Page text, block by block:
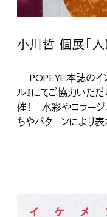
小川哲 個展「人
POPEYE本誌のイ
ル』にてご協力いた
催！ 水彩やコラージ
ちやパターンにより